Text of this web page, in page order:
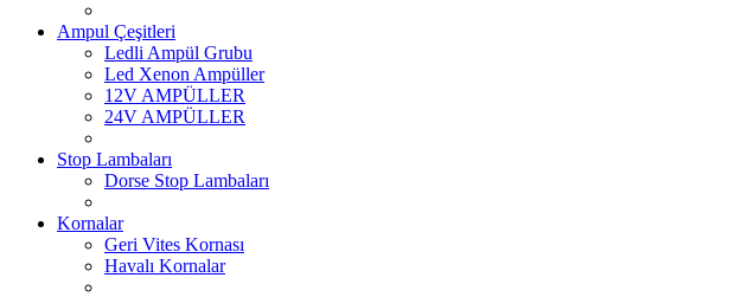
Ampul Çeşitleri
Ledli Ampül Grubu
Led Xenon Ampüller
12V AMPÜLLER
24V AMPÜLLER
Stop Lambaları
Dorse Stop Lambaları
Kornalar
Geri Vites Kornası
Havalı Kornalar